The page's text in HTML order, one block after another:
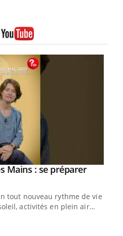
Mains : se préparer
tout nouveau rythme de vie !
activités en plein air…